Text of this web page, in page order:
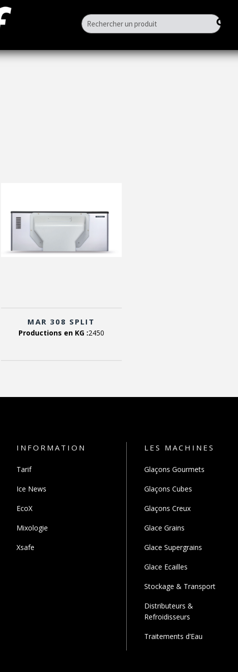
MAR 308 SPLIT
Productions en KG :2450
INFORMATION
Tarif
Ice News
EcoX
Mixologie
Xsafe
LES MACHINES
Glaçons Gourmets
Glaçons Cubes
Glaçons Creux
Glace Grains
Glace Supergrains
Glace Ecailles
Stockage & Transport
Distributeurs &
Refroidisseurs
Traitements d’Eau